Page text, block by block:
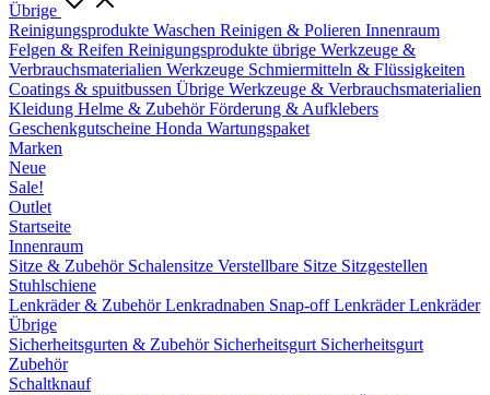
Übrige
Reinigungsprodukte Waschen Reinigen & Polieren Innenraum
Felgen & Reifen Reinigungsprodukte übrige Werkzeuge &
Verbrauchsmaterialien Werkzeuge Schmiermitteln & Flüssigkeiten
Coatings & spuitbussen Übrige Werkzeuge & Verbrauchsmaterialien
Kleidung Helme & ZubehörFörderung & Aufklebers
Geschenkgutscheine Honda Wartungspaket
Marken
Neue
Sale!
Outlet
Startseite
Innenraum
Sitze & Zubehör Schalensitze Verstellbare Sitze Sitzgestellen
Stuhlschiene
Lenkräder & ZubehörLenkradnaben Snap-offLenkräderLenkräder
Übrige
Sicherheitsgurten & Zubehör Sicherheitsgurt Sicherheitsgurt
Zubehör
Schaltknauf